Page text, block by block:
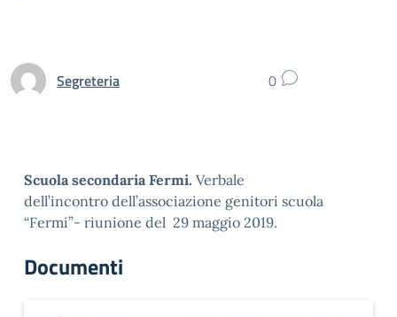
Segreteria 0
Scuola secondaria Fermi. Verbale
dell’incontro dell’associazione genitori scuola
“Fermi”- riunione del 29 maggio 2019.
Documenti